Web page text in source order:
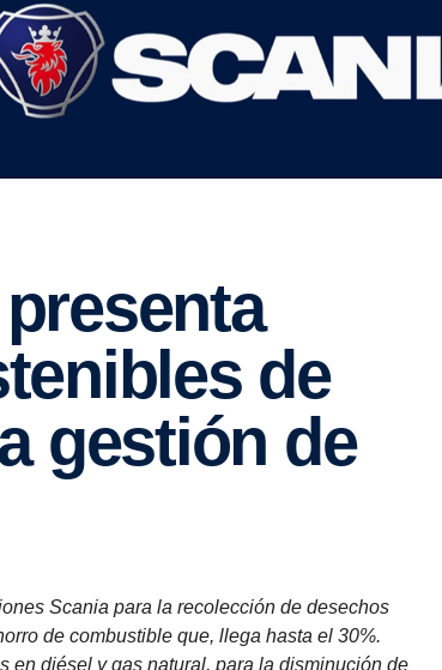
de
gestión de
Scania para la recolección de desechos
de combustible que, llega hasta el 30%.
en diésel y gas natural, para la disminución de